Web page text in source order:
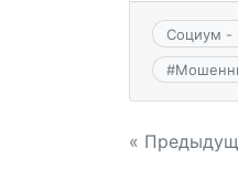
Социум -
#
«